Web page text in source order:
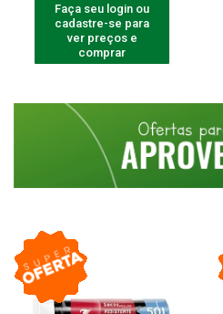
Faça seu login ou
cadastre-se para
ver preços e
comprar